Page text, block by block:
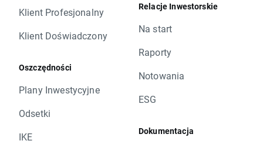
Klient Profesjonalny
Klient Doświadczony
Oszczędności
Plany Inwestycyjne
Odsetki
IKE
Relacje Inwestorskie
Na start
Raporty
Notowania
ESG
Dokumentacja